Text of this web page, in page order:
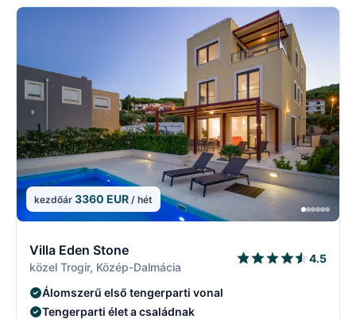
kezdőár 3360 EUR / hét
Villa Eden Stone
közel Trogir, Közép-Dalmácia
4.5
Álomszerű első tengerparti vonal
Tengerparti élet a családnak